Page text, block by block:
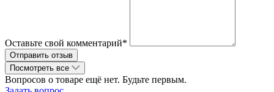
Оставьте свой комментарий*
Посмотреть все
Вопросов о товаре ещё нет. Будьте первым.